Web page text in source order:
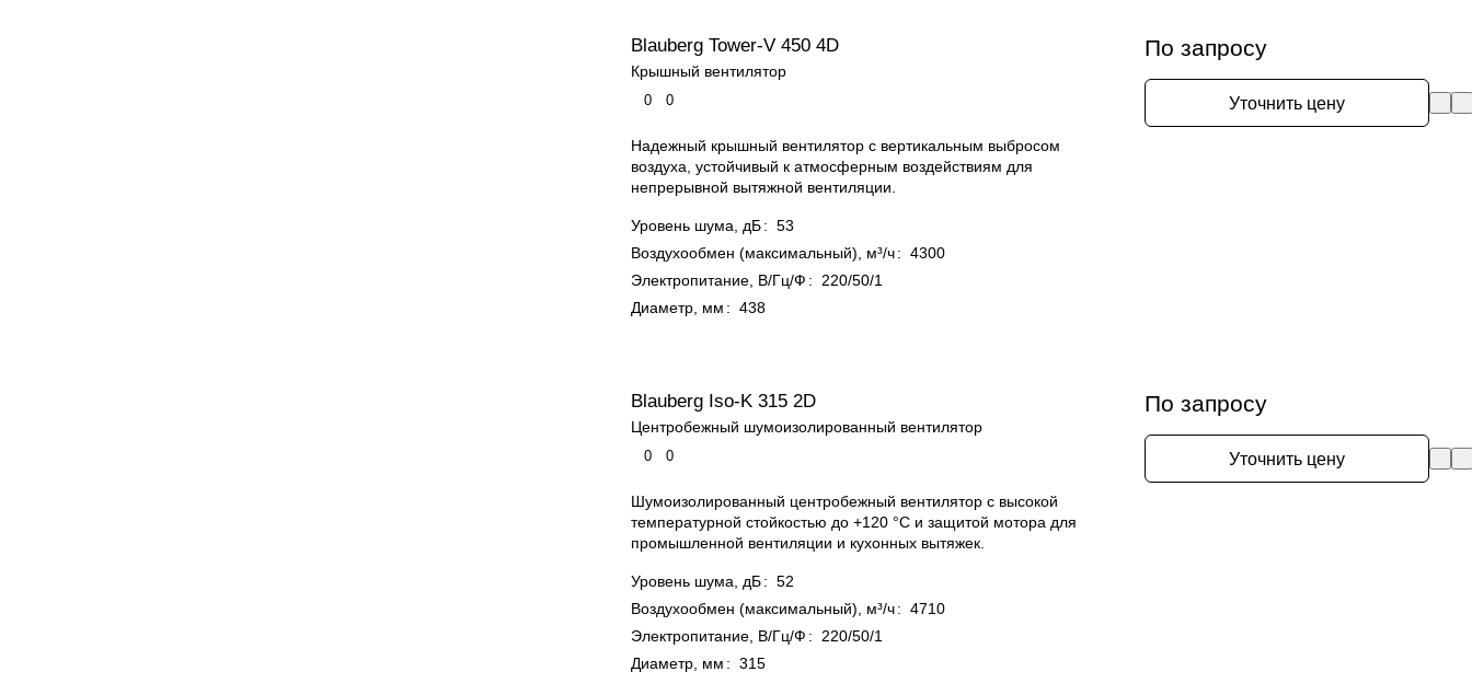
Blauberg Tower-V 450 4D
Крышный вентилятор
0 0
Надежный крышный вентилятор с вертикальным выбросом
воздуха, устойчивый к атмосферным воздействиям для
непрерывной вытяжной вентиляции.
Уровень шума, дБ: 53
Воздухообмен (максимальный), м³/ч: 4300
Электропитание, В/Гц/Ф :
220/50/1
Диаметр, мм : 438
По запросу
Уточнить цену
Blauberg Iso-K 315 2D
Центробежный шумоизолированный вентилятор
0 0
Шумоизолированный центробежный вентилятор с высокой
температурной стойкостью до +120 °C и защитой мотора для
промышленной вентиляции и кухонных вытяжек.
Уровень шума, дБ: 52
Воздухообмен (максимальный), м³/ч: 4710
Электропитание, В/Гц/Ф :
220/50/1
Диаметр, мм : 315
По запросу
Уточнить цену